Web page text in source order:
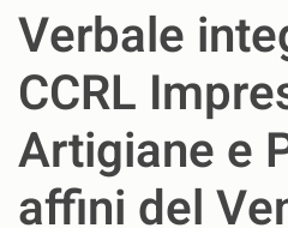
Verbale
CCRL
Artigiane e
affini del